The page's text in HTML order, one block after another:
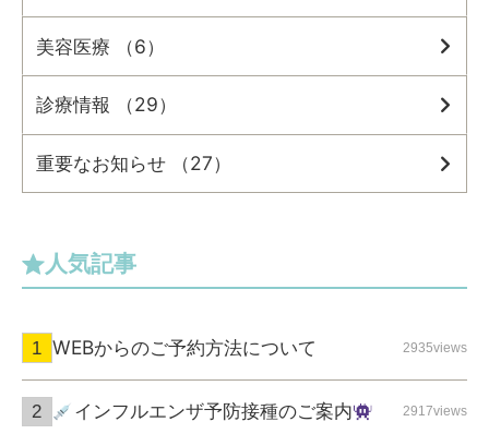
美容医療 （6）
診療情報 （29）
重要なお知らせ （27）
人気記事
WEBからのご予約方法について 2935views
インフルエンザ予防接種のご案内 2917views